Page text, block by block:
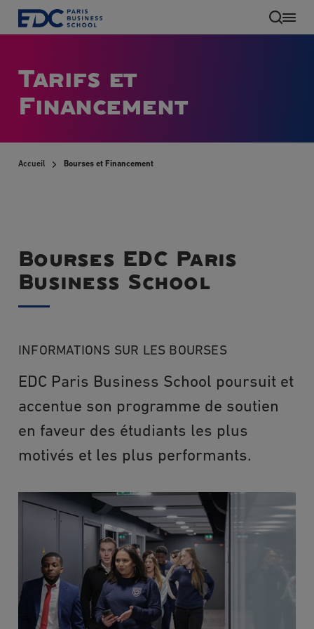
Aller
Tarifs et
Financement
Accueil Bourses et Financement
Bourses EDC Paris
Business School
INFORMATIONS SUR LES BOURSES
EDC Paris Business School poursuit et
accentue son programme de soutien
en faveur des étudiants les plus
motivés et les plus performants.
Image